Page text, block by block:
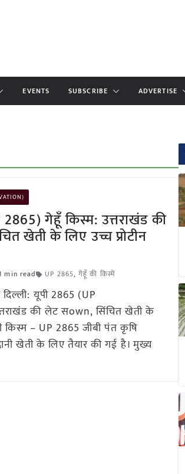
EVENTS SUBSCRIBE ADVERTISE
गेहूँ किस्म: उत्तराखंड की
खेती के लिए उच्च प्रोटीन
min read UP 2865,गेहूँ की किस्में
यूपी 2865 (UP
की लेट सown, सिंचित खेती के
किस्म – UP 2865 जीबी पंत कृषि
खेती के लिए तैयार की गई है। मुख्य